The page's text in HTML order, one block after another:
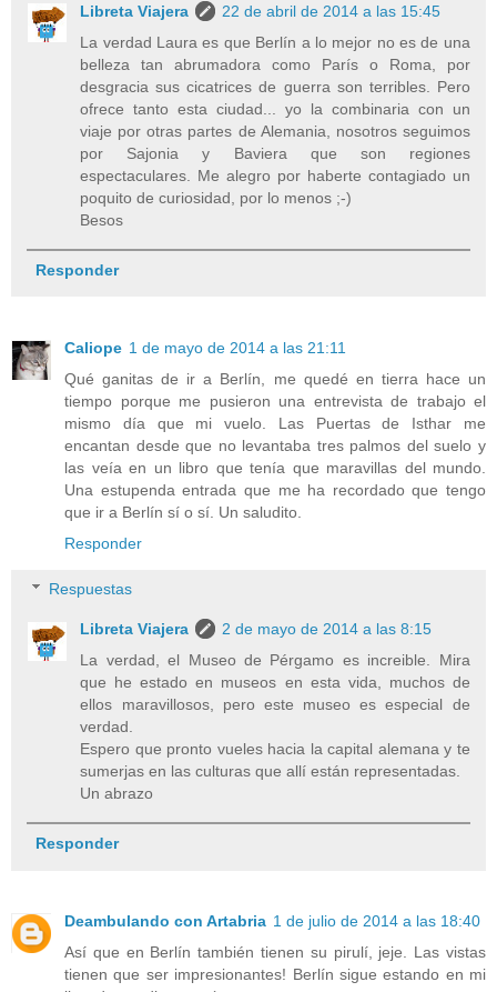
Libreta Viajera
22 de abril de 2014 a las 15:45
La verdad Laura es que Berlín a lo mejor no es de una
belleza tan abrumadora como París o Roma, por
desgracia sus cicatrices de guerra son terribles. Pero
ofrece tanto esta ciudad... yo la combinaria con un
viaje por otras partes de Alemania, nosotros seguimos
por Sajonia y Baviera que son regiones
espectaculares. Me alegro por haberte contagiado un
poquito de curiosidad, por lo menos ;-)
Besos
Responder
Caliope 1 de mayo de 2014 a las 21:11
Qué ganitas de ir a Berlín, me quedé en tierra hace un
tiempo porque me pusieron una entrevista de trabajo el
mismo día que mi vuelo. Las Puertas de Isthar me
encantan desde que no levantaba tres palmos del suelo y
las veía en un libro que tenía que maravillas del mundo.
Una estupenda entrada que me ha recordado que tengo
que ir a Berlín sí o sí. Un saludito.
Responder
Respuestas
Libreta Viajera
2 de mayo de 2014 a las 8:15
La verdad, el Museo de Pérgamo es increible. Mira
que he estado en museos en esta vida, muchos de
ellos maravillosos, pero este museo es especial de
verdad.
Espero que pronto vueles hacia la capital alemana y te
sumerjas en las culturas que allí están representadas.
Un abrazo
Responder
Deambulando con Artabria 1 de julio de 2014 a las 18:40
Así que en Berlín también tienen su pirulí, jeje. Las vistas
tienen que ser impresionantes! Berlín sigue estando en mi